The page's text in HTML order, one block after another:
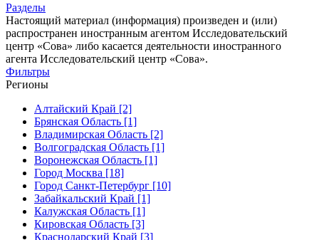
Разделы
Настоящий материал (информация) произведен и (или)
распространен иностранным агентом Исследовательский
центр «Сова» либо касается деятельности иностранного
агента Исследовательский центр «Сова».
Фильтры
Регионы
Алтайский Край [2]
Брянская Область [1]
Владимирская Область [2]
Волгоградская Область [1]
Воронежская Область [1]
Город Москва [18]
Город Санкт-Петербург [10]
Забайкальский Край [1]
Калужская Область [1]
Кировская Область [3]
Краснодарский Край [3]